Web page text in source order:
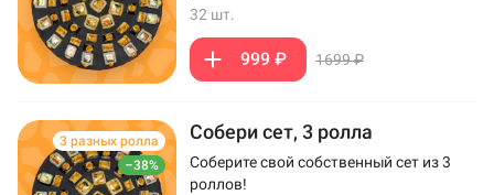
32 шт.
999 ₽ 1699 ₽
–38%
3 разных ролла Собери сет, 3 ролла
Соберите свой собственный сет из 3
роллов!